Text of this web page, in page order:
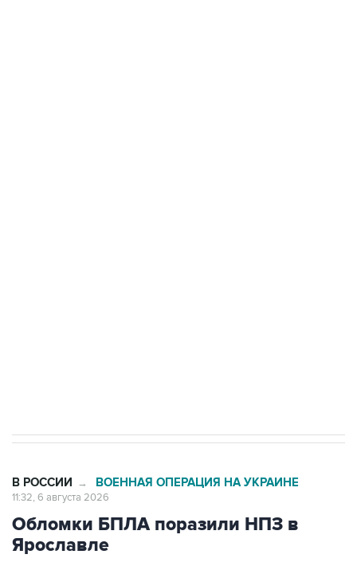
В РОССИИ → ВОЕННАЯ ОПЕРАЦИЯ НА УКРАИНЕ
11:32, 6 августа 2026
Обломки БПЛА поразили НПЗ в
Ярославле